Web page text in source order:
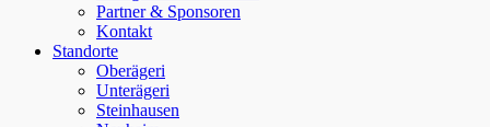
Partner & Sponsoren
Kontakt
Standorte
Oberägeri
Unterägeri
Steinhausen